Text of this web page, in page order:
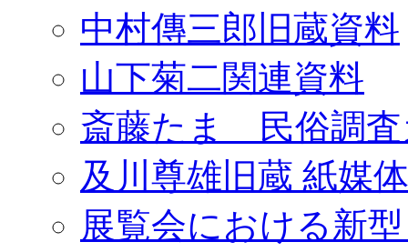
中村傳三郎旧蔵資料
山下菊二関連資料
斎藤たま 民俗調査
及川尊雄旧蔵 紙媒
展覧会における新